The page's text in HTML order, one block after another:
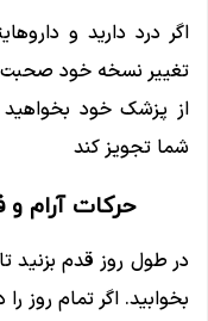
اگر درد دارید و
تغییر نسخه خود صحبت
از پزشک خود بخواهید
شما تجویز کند
حرکات آرام
در طول روز قدم بزنید
بخوابید. اگر تمام روز